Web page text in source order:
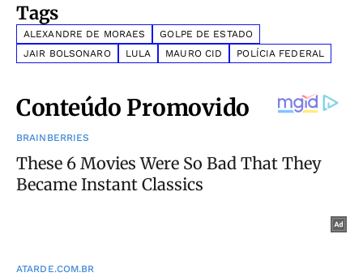
Tags
ALEXANDRE DE MORAES
GOLPE DE ESTADO
JAIR BOLSONARO
LULA MAURO CID POLÍCIA FEDERAL